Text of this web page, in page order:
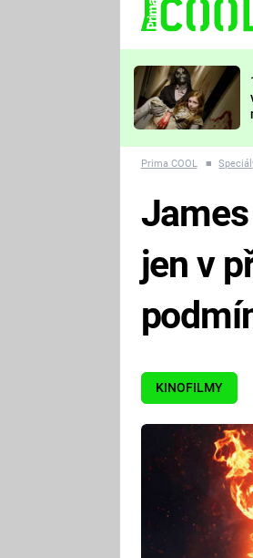
TŘESKU
FUTURAMA
Prima COOL ■
KINOFILMY
jen v